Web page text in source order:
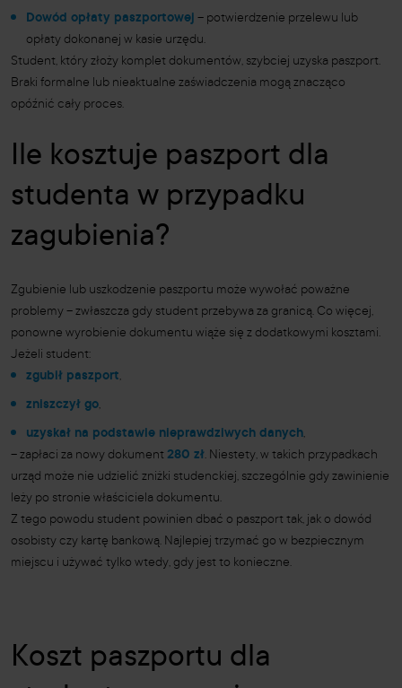
Dowód opłaty paszportowej – potwierdzenie przelewu lub
opłaty dokonanej w kasie urzędu.
Student, który złoży komplet dokumentów, szybciej uzyska paszport.
Braki formalne lub nieaktualne zaświadczenia mogą znacząco
opóźnić cały proces.
Ile kosztuje paszport dla
studenta w przypadku
zagubienia?
Zgubienie lub uszkodzenie paszportu może wywołać poważne
problemy – zwłaszcza gdy student przebywa za granicą. Co więcej,
ponowne wyrobienie dokumentu wiąże się z dodatkowymi kosztami.
Jeżeli student:
zgubił paszport,
zniszczył go,
uzyskał na podstawie nieprawdziwych danych,
– zapłaci za nowy dokument 280 zł. Niestety, w takich przypadkach
urząd może nie udzielić zniżki studenckiej, szczególnie gdy zawinienie
leży po stronie właściciela dokumentu.
Z tego powodu student powinien dbać o paszport tak, jak o dowód
osobisty czy kartę bankową. Najlepiej trzymać go w bezpiecznym
miejscu i używać tylko wtedy, gdy jest to konieczne.
Koszt paszportu dla